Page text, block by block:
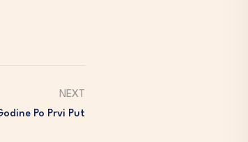
NEXT
Po Prvi Put